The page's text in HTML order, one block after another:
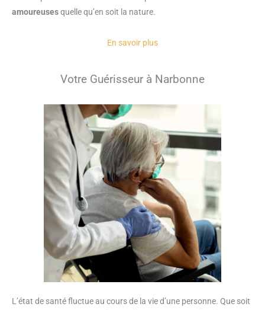
amoureusesquelle qu’en soit la nature.
En savoir plus
Votre Guérisseur à Narbonne
L’état de santé fluctue au cours de la vie d’une personne. Que soit